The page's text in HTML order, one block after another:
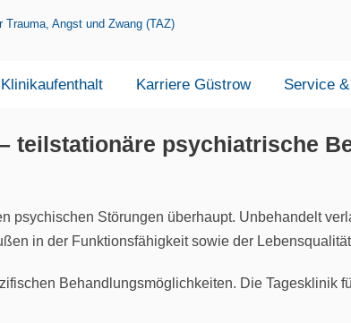
Trauma, Angst und Zwang (TAZ)
Karriere Güstrow Service
teilstationäre psychiatrische
psychischen Störungen überhaupt. Unbehandelt
in der Funktionsfähigkeit sowie der
Behandlungsmöglichkeiten. Die Tagesklinik